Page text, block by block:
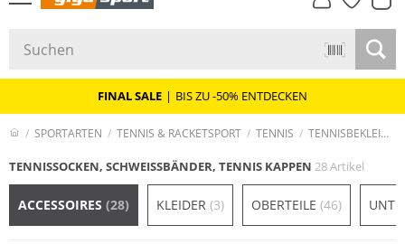
GIGASTYLE
FAHRRAD­
MUST-HAVE
FINAL SALE | BIS ZU -50% ENTDECKEN
SPORTARTEN TENNIS & RACKETSPORT TENNIS TENNISBEKLEIDUNG
TENNISSOCKEN, SCHWEISSBÄNDER, TENNIS KAPPEN 28 Artikel
ACCESSOIRES (28) KLEIDER (3) OBERTEILE (46)